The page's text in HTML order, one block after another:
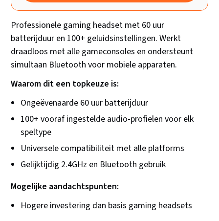
Professionele gaming headset met 60 uur
batterijduur en 100+ geluidsinstellingen. Werkt
draadloos met alle gameconsoles en ondersteunt
simultaan Bluetooth voor mobiele apparaten.
Waarom dit een topkeuze is:
Ongeëvenaarde 60 uur batterijduur
100+ vooraf ingestelde audio-profielen voor elk
speltype
Universele compatibiliteit met alle platforms
Gelijktijdig 2.4GHz en Bluetooth gebruik
Mogelijke aandachtspunten:
Hogere investering dan basis gaming headsets